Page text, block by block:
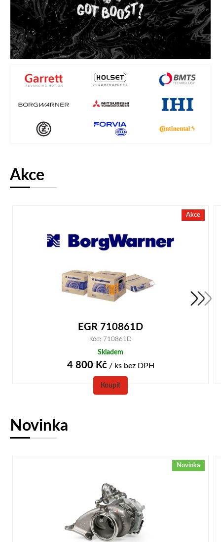
Akce
Akce
EGR 710861D
Kód: 710861D
Skladem
4 800 Kč/ ks bez DPH
Koupit
Novinka
Novinka